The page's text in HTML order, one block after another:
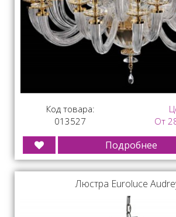
Код товара:
013527
От
Подробнее
Люстра Euroluce